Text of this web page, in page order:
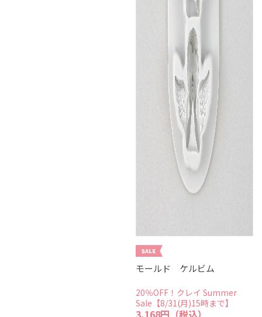
モールド ケルビム
20％OFF！クレイ Summer
Sale【8/31(月)15時まで】